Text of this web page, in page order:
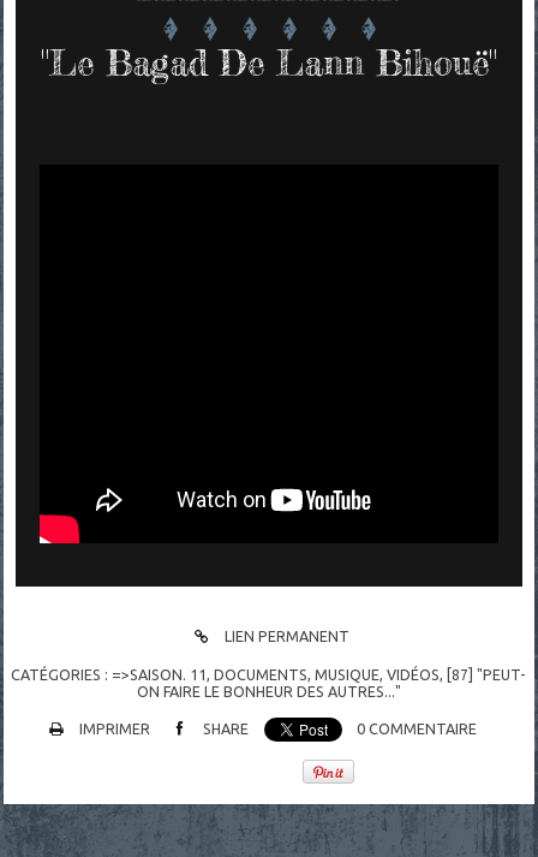
"Le Bagad De Lann Bihouë"
LIEN PERMANENT
CATÉGORIES : =>SAISON. 11,DOCUMENTS,MUSIQUE,VIDÉOS, [87] "PEUT-
ON FAIRE LE BONHEUR DES AUTRES..."
IMPRIMER SHARE 0 COMMENTAIRE